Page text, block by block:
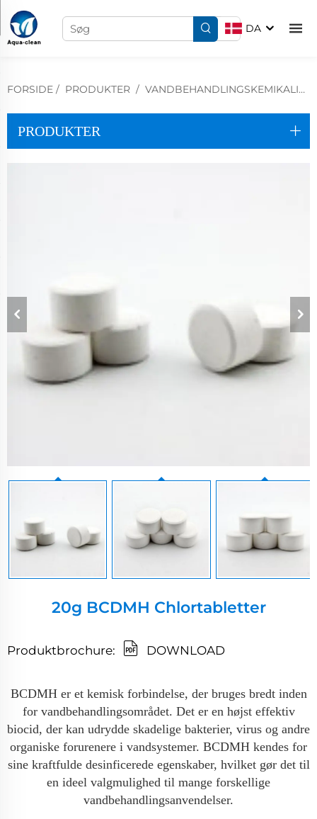
DA
FORSIDE / PRODUKTER / VANDBEHANDLINGSKEMIKALIER
PRODUKTER
20g BCDMH Chlortabletter
Produktbrochure: DOWNLOAD
BCDMH er et kemisk forbindelse, der bruges bredt inden
for vandbehandlingsområdet. Det er en højst effektiv
biocid, der kan udrydde skadelige bakterier, virus og andre
organiske forurenere i vandsystemer. BCDMH kendes for
sine kraftfulde desinficerede egenskaber, hvilket gør det til
en ideel valgmulighed til mange forskellige
vandbehandlingsanvendelser.